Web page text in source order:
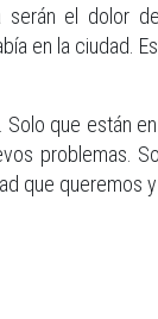
el dolor
en la ciudad.
que
problemas.
que queremos